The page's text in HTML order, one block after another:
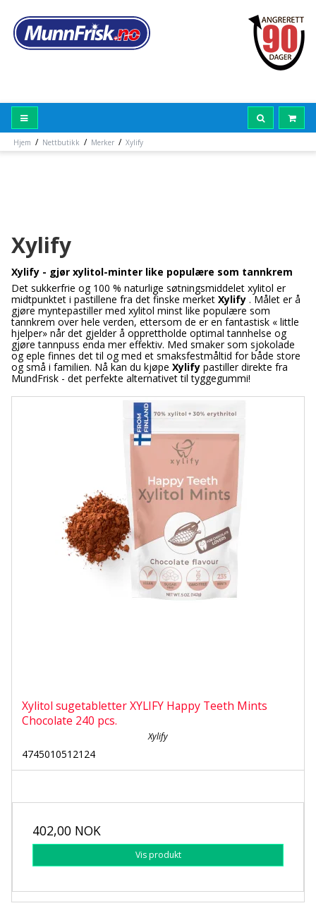
Hjem / Nettbutikk / Merker / Xylify
Xylify
Xylify - gjør xylitol-minter like populære som tannkrem
Det sukkerfrie og 100 % naturlige søtningsmiddelet xylitol er
midtpunktet i pastillene fra det finske merket Xylify . Målet er å
gjøre myntepastiller med xylitol minst like populære som
tannkrem over hele verden, ettersom de er en fantastisk « little
hjelper» når det gjelder å opprettholde optimal tannhelse og
gjøre tannpuss enda mer effektiv. Med smaker som sjokolade
og eple finnes det til og med et smaksfestmåltid for både store
og små i familien. Nå kan du kjøpe Xylify pastiller direkte fra
MundFrisk - det perfekte alternativet til tyggegummi!
Xylitol sugetabletter XYLIFY Happy Teeth Mints
Chocolate 240 pcs.
Xylify
4745010512124
402,00 NOK
Vis produkt